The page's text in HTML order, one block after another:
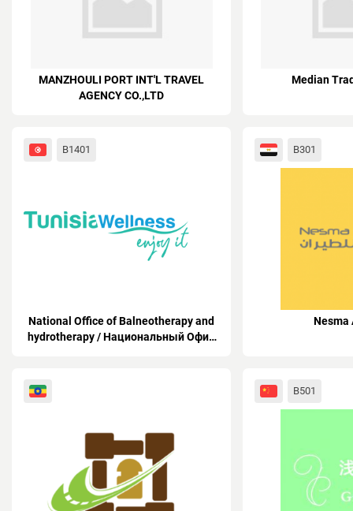
MANZHOULI PORT INT'L TRAVEL
AGENCY CO.,LTD
Median
В1401
National Office of Balneotherapy and
hydrotherapy / Национальный Офис
B301
Nesma
B501